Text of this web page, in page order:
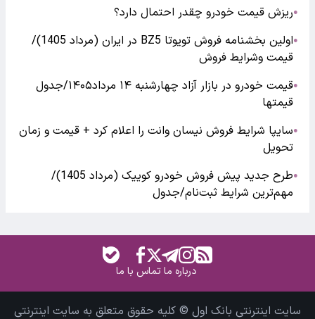
●ریزش قیمت خودرو چقدر احتمال دارد؟
●
اولین بخشنامه فروش تویوتا BZ5 در ایران (مرداد 1405)/
قیمت وشرایط فروش
●
قیمت خودرو در بازار آزاد چهارشنبه ۱۴ مرداد۱۴۰۵/جدول
قیمتها
●سایپا شرایط فروش نیسان وانت را اعلام کرد + قیمت و زمان
تحویل
●
طرح جدید پیش فروش خودرو کوییک (مرداد 1405)/
مهم‌ترین شرایط ثبت‌نام/جدول
درباره ماتماس با ما
سایت اینترنتی بانک اول © کلیه حقوق متعلق به سایت اینترنتی